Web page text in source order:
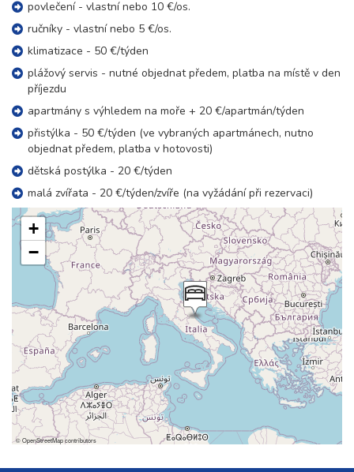
povlečení - vlastní nebo 10 €/os.
ručníky - vlastní nebo 5 €/os.
klimatizace - 50 €/týden
plážový servis - nutné objednat předem, platba na místě v den
příjezdu
apartmány s výhledem na moře + 20 €/apartmán/týden
přistýlka - 50 €/týden (ve vybraných apartmánech, nutno
objednat předem, platba v hotovosti)
dětská postýlka - 20 €/týden
malá zvířata - 20 €/týden/zvíře (na vyžádání při rezervaci)
+
−
©OpenStreetMapcontributors